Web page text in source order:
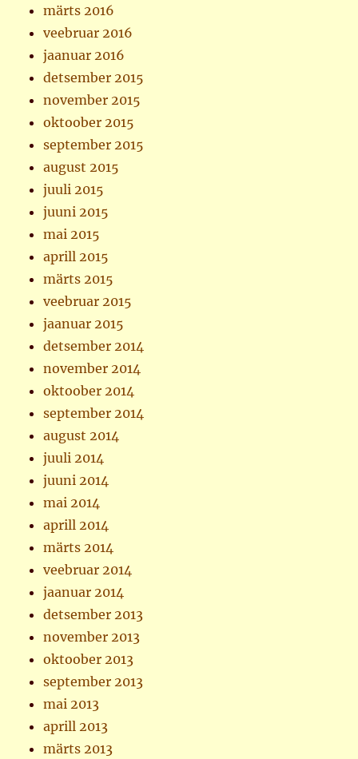
märts 2016
veebruar 2016
jaanuar 2016
detsember 2015
november 2015
oktoober 2015
september 2015
august 2015
juuli 2015
juuni 2015
mai 2015
aprill 2015
märts 2015
veebruar 2015
jaanuar 2015
detsember 2014
november 2014
oktoober 2014
september 2014
august 2014
juuli 2014
juuni 2014
mai 2014
aprill 2014
märts 2014
veebruar 2014
jaanuar 2014
detsember 2013
november 2013
oktoober 2013
september 2013
mai 2013
aprill 2013
märts 2013